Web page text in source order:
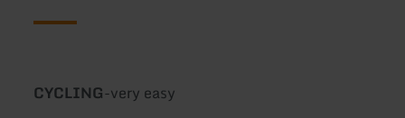
Type
CYCLING-Difficulty:
very easy